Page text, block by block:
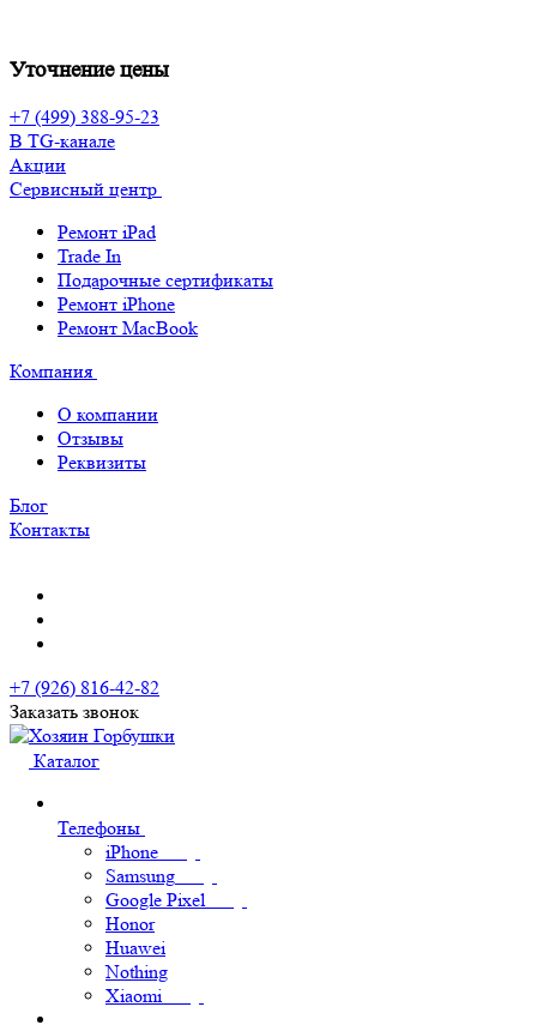
Уточнение цены
+7 (499) 388-95-23
В TG-канале
Акции
Сервисный центр
Ремонт iPad
Trade In
Подарочные сертификаты
Ремонт iPhone
Ремонт MacBook
Компания
О компании
Отзывы
Реквизиты
Блог
Контакты
+7 (926) 816-42-82
Заказать звонок
Каталог
Телефоны
iPhone
Samsung
Google Pixel
Honor
Huawei
Nothing
Xiaomi